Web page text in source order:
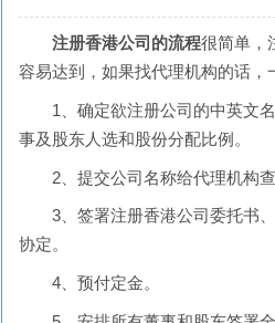
注册香港公司的流程很简单，
容易达到，如果找代理机构的话，
1、确定欲注册公司的中英文名
事及股东人选和股份分配比例。
2、提交公司名称给代理机构查
3、签署注册香港公司委托书、
协定。
4、预付定金。